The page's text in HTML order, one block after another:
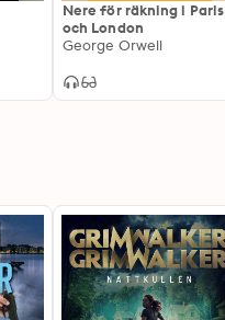
Nere för räkning i Paris
och London
George Orwell